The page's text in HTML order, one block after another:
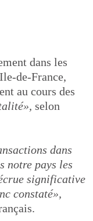
dans les
de-France,
au cours des
selon
dans
notre pays les
significative
constaté»,